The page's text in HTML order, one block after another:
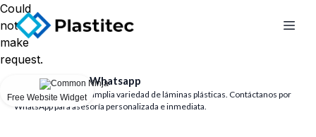
Escríbenos por Whatsapp
Disponemos de una amplia variedad de láminas plásticas. Contáctanos por
WhatsApp para asesoría personalizada e inmediata.
Could
not
make
request.
Free Website Widget